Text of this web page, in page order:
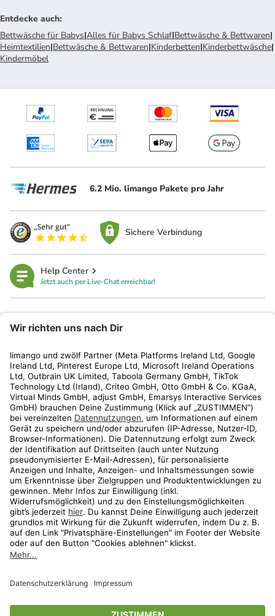
Entdecke auch:
Bettwäsche für Babys|Alles für Babys Schlaf|Bettwäsche & Bettwaren|
Heimtextilien|Bettwäsche & Bettwaren|Kinderbetten|Kinderbettwäsche|
Kindermöbel
6.2 Mio. limango Pakete pro Jahr
Sichere Verbindung
Help Center
Jetzt auch per Live-Chat erreichbar!
Kundenservice
Shop
Aktionen
Travel